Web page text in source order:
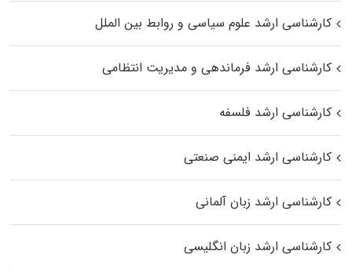
کارشناسی ارشد علوم سیاسی و روابط بین الملل
کارشناسی ارشد فرماندهی و مدیریت انتظامی
کارشناسی ارشد فلسفه
کارشناسی ارشد ایمنی صنعتی
کارشناسی ارشد زبان آلمانی
کارشناسی ارشد زبان انگلیسی